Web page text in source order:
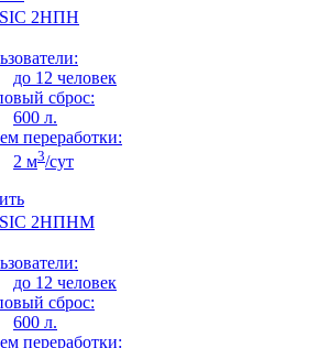
2НПН
до 12 человек
сброс:
600 л.
переработки:
2 м3/сут
2НПНМ
до 12 человек
сброс:
600 л.
переработки: